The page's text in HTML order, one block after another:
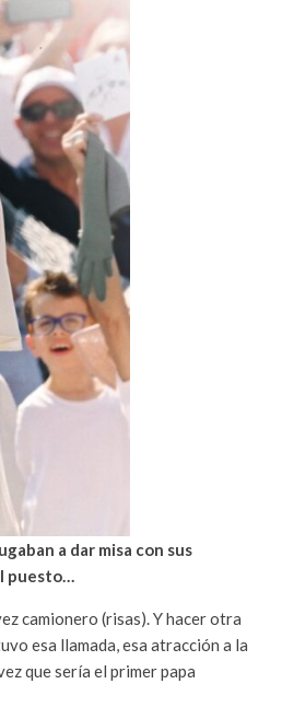
a dar misa con sus
puesto…
camionero (risas). Y hacer otra
esa llamada, esa atracción a la
que sería el primer papa